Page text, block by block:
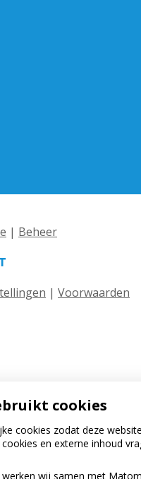
| Beheer
| Voorwaarden
cookies
cookies zodat deze
en externe inhoud
wij samen met